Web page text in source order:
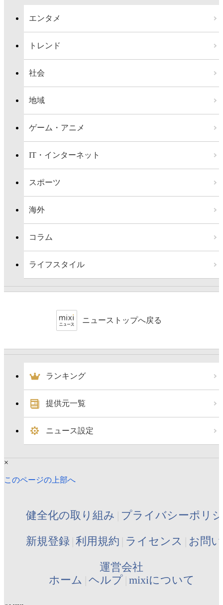
エンタメ
トレンド
社会
地域
ゲーム・アニメ
IT・インターネット
スポーツ
海外
コラム
ライフスタイル
ニューストップへ戻る
ランキング
提供元一覧
ニュース設定
×
このページの上部へ
健全化の取り組み プライバシーポリ
新規登録 利用規約 ライセンス お問
運営会社
ホーム ヘルプ mixiについて